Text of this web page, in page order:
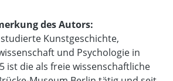
des Autors:
Kunstgeschichte,
und Psychologie in
ist die als freie wissenschaftliche